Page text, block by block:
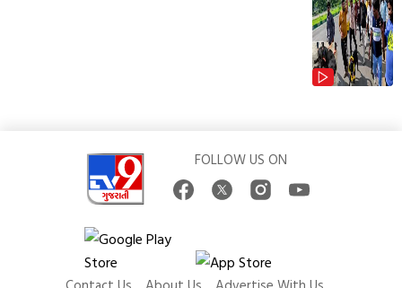
FOLLOW US ON